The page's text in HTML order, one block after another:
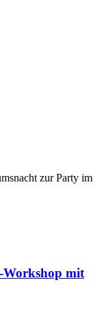
zur Party im
mit